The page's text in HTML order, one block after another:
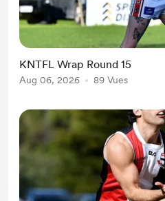
KNTFL Wrap Round 15
Aug 06, 2026 89 Vues